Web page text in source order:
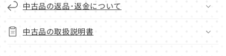
中古品の返品･返金について
中古品の取扱説明書